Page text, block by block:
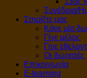
Συνέδρια/
Στηρίξτε μας
Κάνε μία
Γίνε μέλος
Γίνε
Οι δωρητές
Επικοινωνία
E-learning